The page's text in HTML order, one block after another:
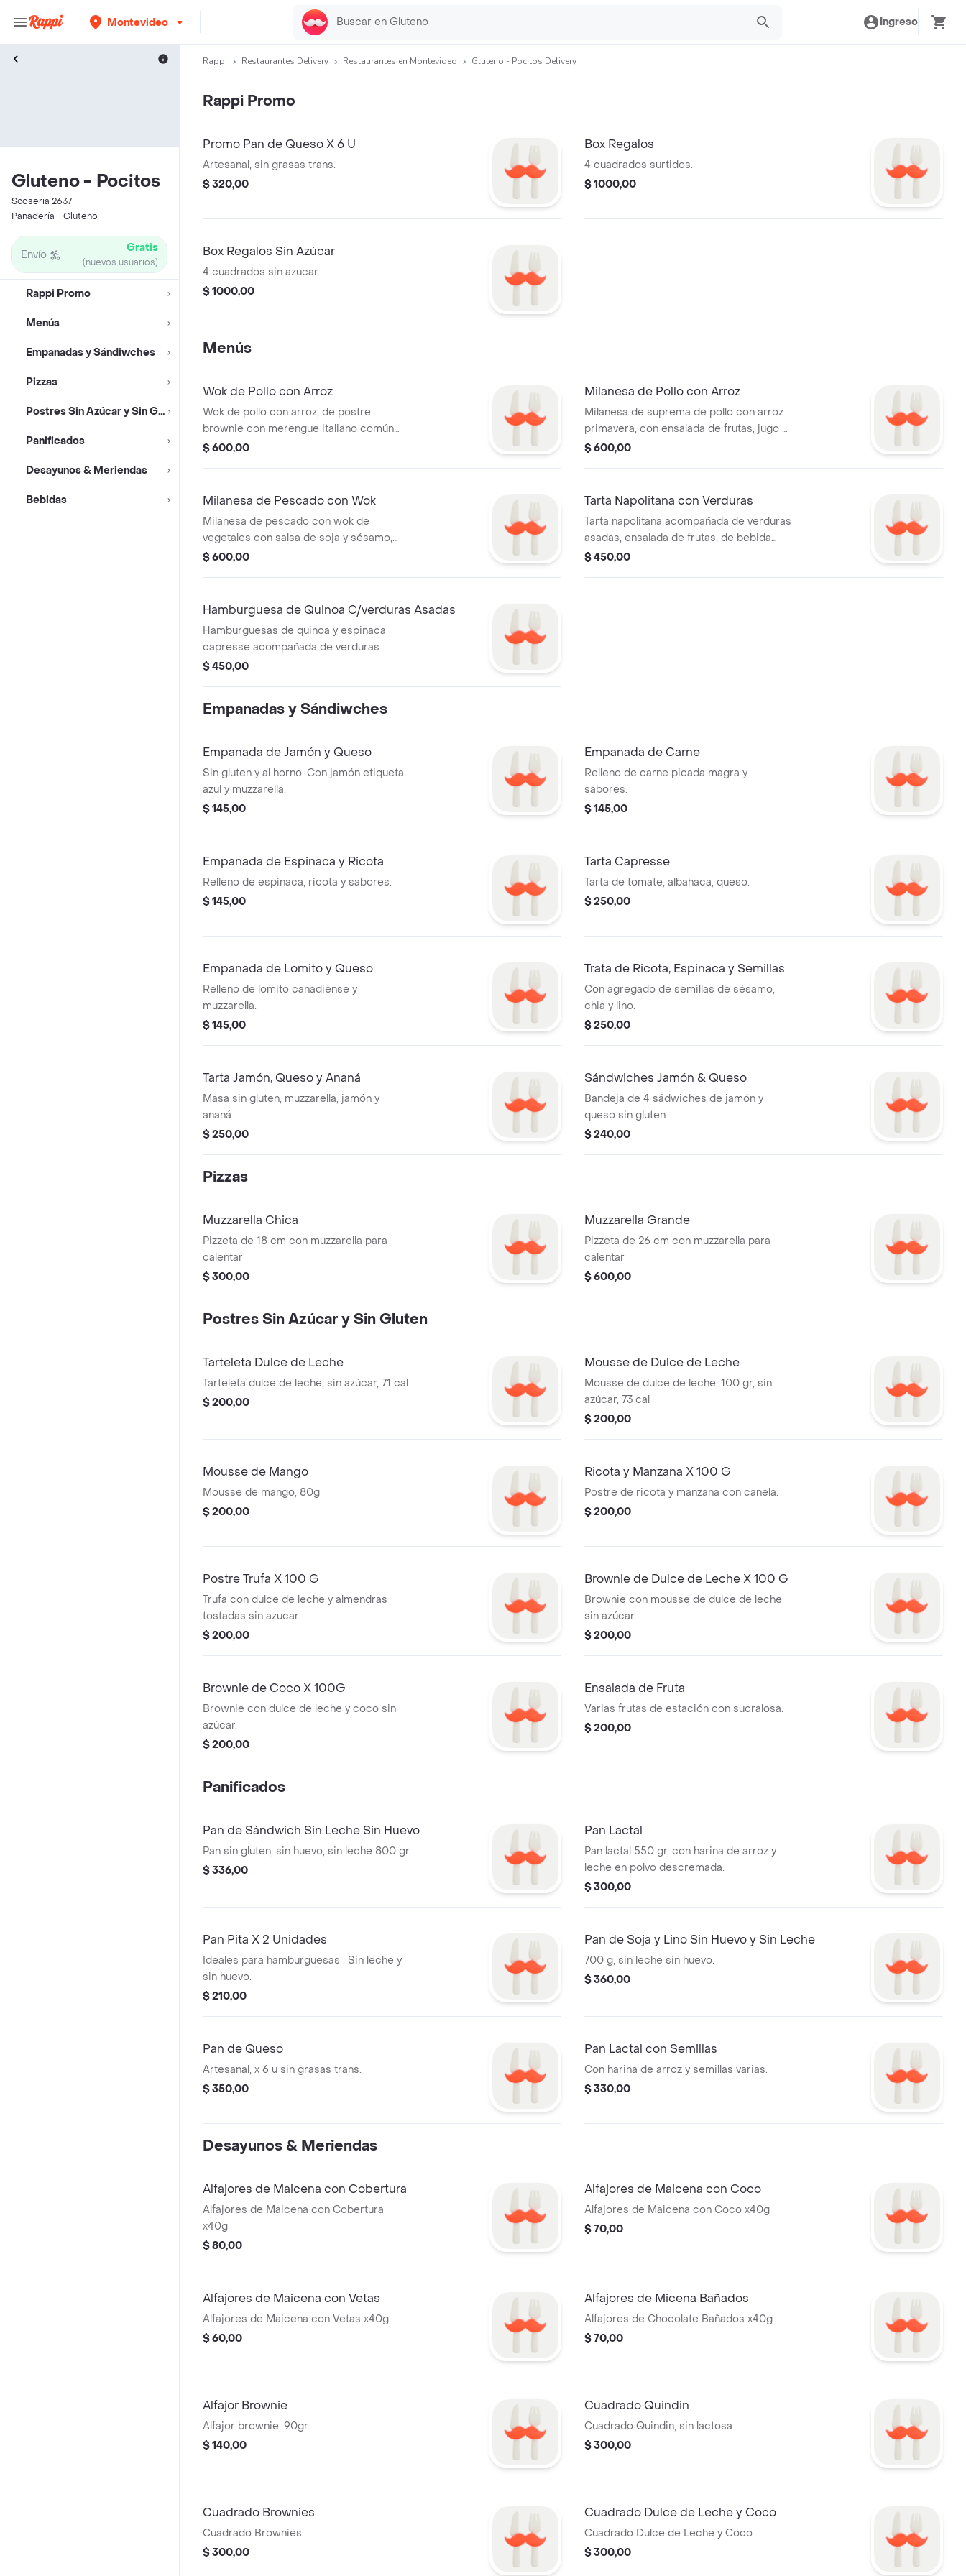
Montevideo Ingreso
Gluteno - Pocitos
Scoseria 2637
Panadería - Gluteno
Envío Gratis
(nuevos usuarios)
Rappi Promo
Menús
Empanadas y Sándiwches
Pizzas
Postres Sin Azúcar y Sin Gluten
Panificados
Desayunos & Meriendas
Bebidas
Rappi Restaurantes Delivery Restaurantes en Montevideo Gluteno - Pocitos Delivery
Rappi Promo
Promo Pan de Queso X 6 U
Artesanal, sin grasas trans.
$ 320,00
Box Regalos
4 cuadrados surtidos.
$ 1000,00
Box Regalos Sin Azúcar
4 cuadrados sin azucar.
$ 1000,00
Menús
Wok de Pollo con Arroz
Wok de pollo con arroz, de postre
brownie con merengue italiano común
acompañado de jugo o agua 500 ml
$ 600,00
Milanesa de Pollo con Arroz
Milanesa de suprema de pollo con arroz
primavera, con ensalada de frutas, jugo o
agua de 500 ml.
$ 600,00
Milanesa de Pescado con Wok
Milanesa de pescado con wok de
vegetales con salsa de soja y sésamo,
ensalada de frutas, jugo o agua 500 ml
$ 600,00
Tarta Napolitana con Verduras
Tarta napolitana acompañada de verduras
asadas, ensalada de frutas, de bebida
jugo o agua 500 ml
$ 450,00
Hamburguesa de Quinoa C/verduras Asadas
Hamburguesas de quinoa y espinaca
capresse acompañada de verduras
asadas, postre lemon light, agua o jugo
$ 450,00
Empanadas y Sándiwches
Empanada de Jamón y Queso
Sin gluten y al horno. Con jamón etiqueta
azul y muzzarella.
$ 145,00
Empanada de Carne
Relleno de carne picada magra y
sabores.
$ 145,00
Empanada de Espinaca y Ricota
Relleno de espinaca, ricota y sabores.
$ 145,00
Tarta Capresse
Tarta de tomate, albahaca, queso.
$ 250,00
Empanada de Lomito y Queso
Relleno de lomito canadiense y
muzzarella.
$ 145,00
Trata de Ricota, Espinaca y Semillas
Con agregado de semillas de sésamo,
chia y lino.
$ 250,00
Tarta Jamón, Queso y Ananá
Masa sin gluten, muzzarella, jamón y
ananá.
$ 250,00
Sándwiches Jamón & Queso
Bandeja de 4 sádwiches de jamón y
queso sin gluten
$ 240,00
Pizzas
Muzzarella Chica
Pizzeta de 18 cm con muzzarella para
calentar
$ 300,00
Muzzarella Grande
Pizzeta de 26 cm con muzzarella para
calentar
$ 600,00
Postres Sin Azúcar y Sin Gluten
Tarteleta Dulce de Leche
Tarteleta dulce de leche, sin azúcar, 71 cal
$ 200,00
Mousse de Dulce de Leche
Mousse de dulce de leche, 100 gr, sin
azúcar, 73 cal
$ 200,00
Mousse de Mango
Mousse de mango, 80g
$ 200,00
Ricota y Manzana X 100 G
Postre de ricota y manzana con canela.
$ 200,00
Postre Trufa X 100 G
Trufa con dulce de leche y almendras
tostadas sin azucar.
$ 200,00
Brownie de Dulce de Leche X 100 G
Brownie con mousse de dulce de leche
sin azúcar.
$ 200,00
Brownie de Coco X 100G
Brownie con dulce de leche y coco sin
azúcar.
$ 200,00
Ensalada de Fruta
Varias frutas de estación con sucralosa.
$ 200,00
Panificados
Pan de Sándwich Sin Leche Sin Huevo
Pan sin gluten, sin huevo, sin leche 800 gr
$ 336,00
Pan Lactal
Pan lactal 550 gr, con harina de arroz y
leche en polvo descremada.
$ 300,00
Pan Pita X 2 Unidades
Ideales para hamburguesas . Sin leche y
sin huevo.
$ 210,00
Pan de Soja y Lino Sin Huevo y Sin Leche
700 g, sin leche sin huevo.
$ 360,00
Pan de Queso
Artesanal, x 6 u sin grasas trans.
$ 350,00
Pan Lactal con Semillas
Con harina de arroz y semillas varias.
$ 330,00
Desayunos & Meriendas
Alfajores de Maicena con Cobertura
Alfajores de Maicena con Cobertura
x40g
$ 80,00
Alfajores de Maicena con Coco
Alfajores de Maicena con Coco x40g
$ 70,00
Alfajores de Maicena con Vetas
Alfajores de Maicena con Vetas x40g
$ 60,00
Alfajores de Micena Bañados
Alfajores de Chocolate Bañados x40g
$ 70,00
Alfajor Brownie
Alfajor brownie, 90gr.
$ 140,00
Cuadrado Quindin
Cuadrado Quindin, sin lactosa
$ 300,00
Cuadrado Brownies
Cuadrado Brownies
$ 300,00
Cuadrado Dulce de Leche y Coco
Cuadrado Dulce de Leche y Coco
$ 300,00